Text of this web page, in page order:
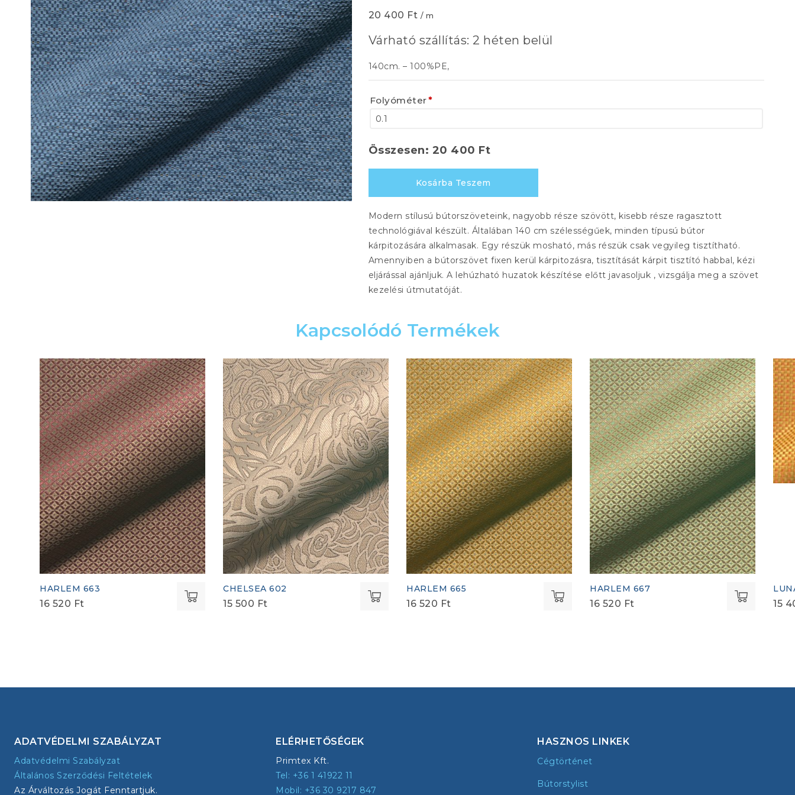
20 400 Ft / m
Várható szállítás: 2 héten belül
140cm. – 100%PE,
Folyóméter*
Összesen: 20 400 Ft
Kosárba Teszem
Modern stílusú bútorszöveteink, nagyobb része szövött, kisebb része ragasztott
technológiával készült. Általában 140 cm szélességűek, minden típusú bútor
kárpitozására alkalmasak. Egy részük mosható, más részük csak vegyileg tisztítható.
Amennyiben a bútorszövet fixen kerül kárpitozásra, tisztítását kárpit tisztító habbal, kézi
eljárással ajánljuk. A lehúzható huzatok készítése előtt javasoljuk , vizsgálja meg a szövet
kezelési útmutatóját.
Kapcsolódó Termékek
HARLEM 663
16 520 Ft
CHELSEA 602
15 500 Ft
HARLEM 665
16 520 Ft
HARLEM 667
16 520 Ft 15
ADATVÉDELMI SZABÁLYZAT
Adatvédelmi Szabályzat
Általános Szerződési Feltételek
Az Árváltozás Jogát Fenntartjuk.
ELÉRHETŐSÉGEK
Primtex Kft.
Tel: +36 1 41922 11
Mobil: +36 30 9217 847
HASZNOS LINKEK
Cégtörténet
Bútorstylist